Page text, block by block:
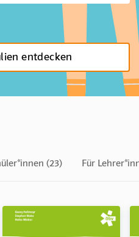
entdecken
(23) Für